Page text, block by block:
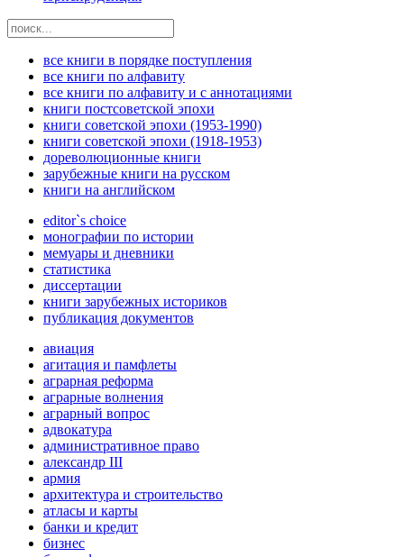
все книги в порядке поступления
все книги по алфавиту
все книги по алфавиту и с аннотациями
книги постсоветской эпохи
книги советской эпохи (1953-1990)
книги советской эпохи (1918-1953)
дореволюционные книги
зарубежные книги на русском
книги на английском
editor`s choice
монографии по истории
мемуары и дневники
статистика
диссертации
книги зарубежных историков
публикация документов
авиация
агитация и памфлеты
аграрная реформа
аграрные волнения
аграрный вопрос
адвокатура
административное право
александр III
армия
архитектура и строительство
атласы и карты
банки и кредит
бизнес